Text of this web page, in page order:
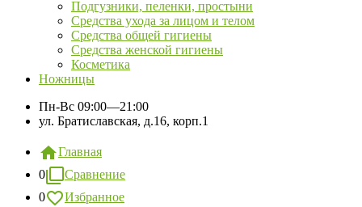
Подгузники, пеленки, простыни
Средства ухода за лицом и телом
Средства общей гигиены
Средства женской гигиены
Косметика
Ножницы
Пн-Вс 09:00—21:00
ул. Братиславская, д.16, корп.1
Главная
0
Сравнение
0
Избранное